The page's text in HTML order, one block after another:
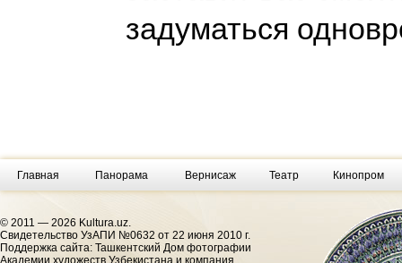
задуматься
Главная Панорама Вернисаж Театр Кинопром
© 2011 — 2026 Kultura.uz.
Cвидетельство УзАПИ №0632 от 22 июня 2010 г.
Поддержка сайта: Ташкентский Дом фотографии
Академии художеств Узбекистана и компания